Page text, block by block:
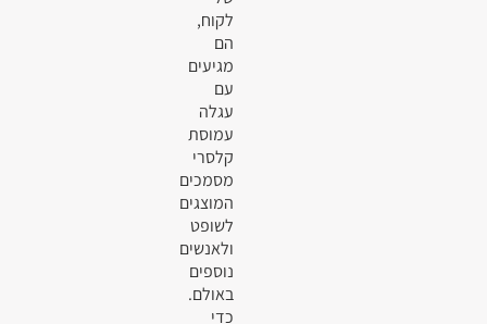
לקוח,
הם
מגיעים
עם
עגלה
עמוסת
קלסרי
מסמכים
המוצגים
לשופט
ולאנשים
נוספים
באולם.
כדי